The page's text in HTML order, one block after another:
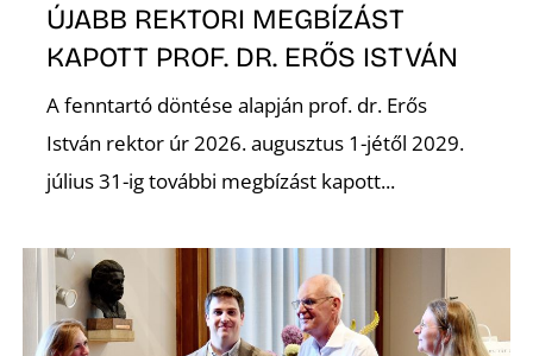
ÚJABB REKTORI MEGBÍZÁST
KAPOTT PROF. DR. ERŐS ISTVÁN
A fenntartó döntése alapján prof. dr. Erős
István rektor úr 2026. augusztus 1-jétől 2029.
július 31-ig további megbízást kapott...